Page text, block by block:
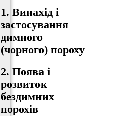
1. Винахід і
застосування
димного
(чорного) пороху
2. Поява і
розвиток
бездимних
порохів